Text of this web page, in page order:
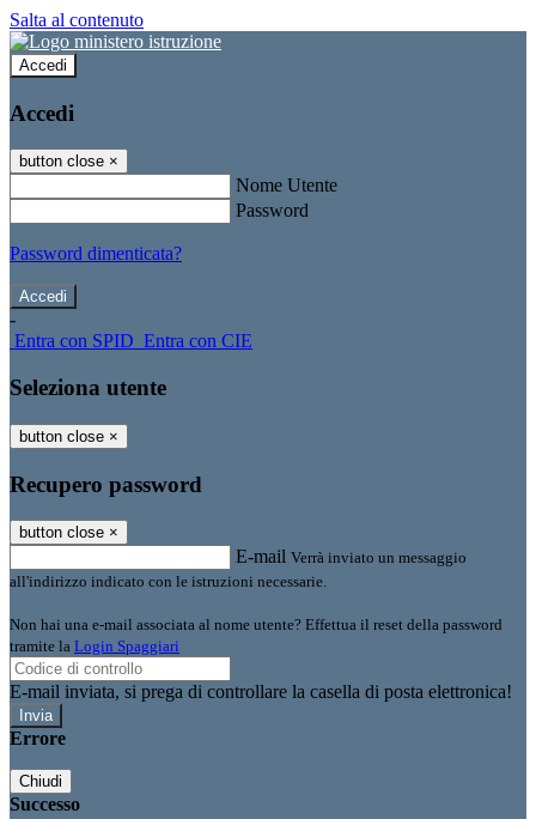
Salta al contenuto
Accedi
Accedi
button close ×
Nome Utente
Password
Password dimenticata?
-
Entra con SPID Entra con CIE
Seleziona utente
button close ×
Recupero password
button close ×
E-mail Verrà inviato un messaggio
all'indirizzo indicato con le istruzioni necessarie.
Non hai una e-mail associata al nome utente? Effettua il reset della password
tramite la Login Spaggiari
E-mail inviata, si prega di controllare la casella di posta elettronica!
Errore
Chiudi
Successo